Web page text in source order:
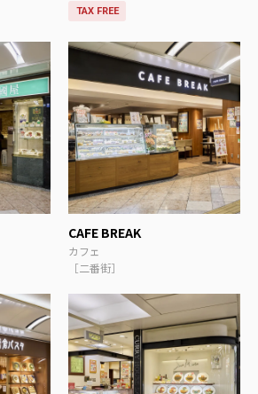
TAX FREE
CAFE BREAK
カフェ
［二番街］